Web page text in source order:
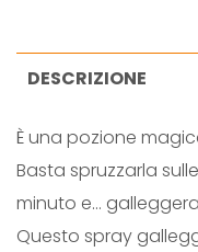
S
R
I
T
Z
DESCRIZIONE
È una pozione
Basta spruzzarla
minuto e…
Questo spray